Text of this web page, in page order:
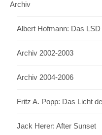
Archiv
Albert Hofmann: Das
Archiv 2002-2003
Archiv 2004-2006
Fritz A. Popp: Das Licht
Jack Herer: After Sunset